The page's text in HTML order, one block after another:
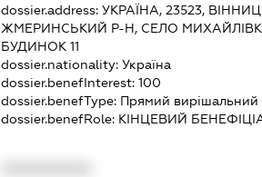
dossier.address:УКРАЇНА, 23523,
ЖМЕРИНСЬКИЙ Р-Н, СЕЛО
БУДИНОК 11
dossier.nationality:Україна
dossier.benefInterest:100
dossier.benefType: Прямий вирішальний
dossier.benefRole: КІНЦЕВИЙ